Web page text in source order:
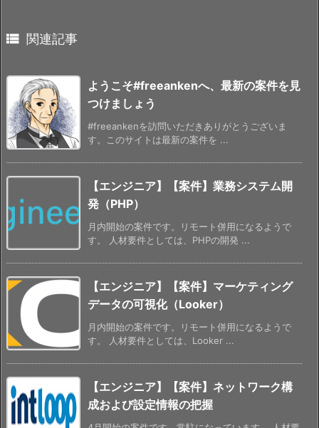
 関連記事
ようこそ#freeankenへ、最新の案件を見
つけましょう
#freeankenを訪問いただきありがとうございま
す。このサイトは最新の案件を ...
【エンジニア】【案件】業務システム開
発（PHP）
月内開始の案件です。リモート併用になるようで
す。 人材要件としては、PHPの開発 ...
【エンジニア】【案件】マーケティング
データの可視化（Looker）
月内開始の案件です。リモート併用になるようで
す。 人材要件としては、Looker ...
【エンジニア】【案件】ネットワーク構
成および設定情報の把握